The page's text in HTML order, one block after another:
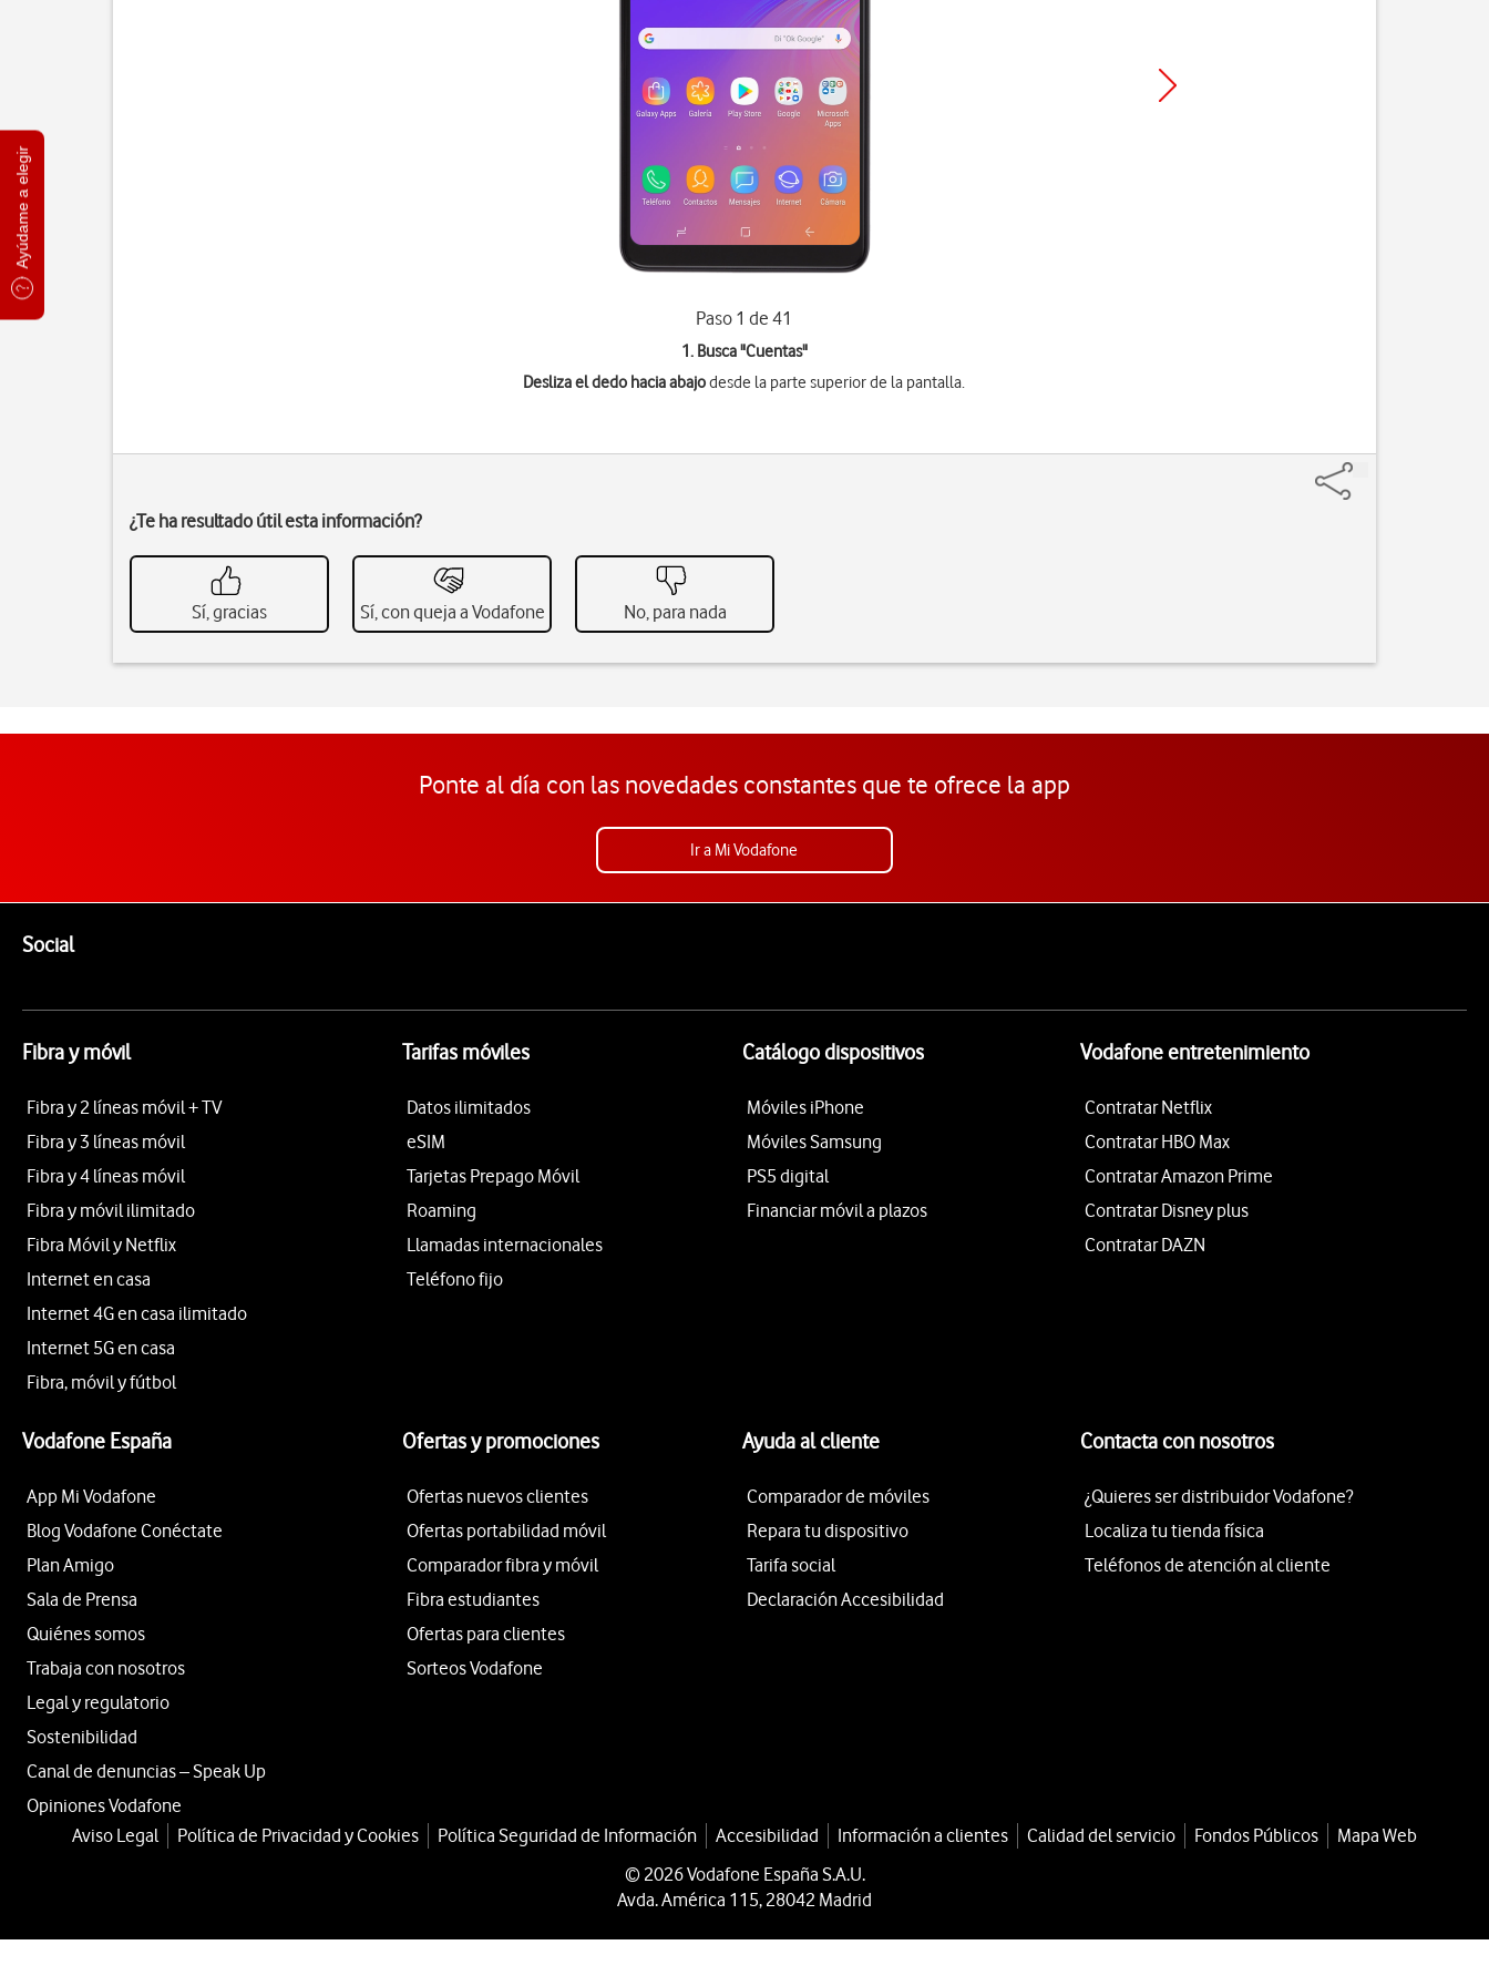
Ayúdame a elegir
Paso 1 de 41
1. Busca "Cuentas"
Desliza el dedo hacia abajodesde la parte superior de la pantalla.
¿Te ha resultado útil esta información?
Sí, gracias Sí, con queja a Vodafone No, para nada
Ponte al día con las novedades constantes que te ofrece la app
Ir a Mi Vodafone
SocialEnlaces a las redes sociales de Vodafone
Fibra y móvil
Fibra y 2 líneas móvil + TV
Fibra y 3 líneas móvil
Fibra y 4 líneas móvil
Fibra y móvil ilimitado
Fibra Móvil y Netflix
Internet en casa
Internet 4G en casa ilimitado
Internet 5G en casa
Fibra, móvil y fútbol
Tarifas móviles
Datos ilimitados
eSIM
Tarjetas Prepago Móvil
Roaming
Llamadas internacionales
Teléfono fijo
Catálogo dispositivos
Móviles iPhone
Móviles Samsung
PS5 digital
Financiar móvil a plazos
Vodafone entretenimiento
Contratar Netflix
Contratar HBO Max
Contratar Amazon Prime
Contratar Disney plus
Contratar DAZN
Vodafone España
App Mi Vodafone
Blog Vodafone Conéctate
Plan Amigo
Sala de Prensa
Quiénes somos
Trabaja con nosotros
Legal y regulatorio
Sostenibilidad
Canal de denuncias – Speak Up
Opiniones Vodafone
Ofertas y promociones
Ofertas nuevos clientes
Ofertas portabilidad móvil
Comparador fibra y móvil
Fibra estudiantes
Ofertas para clientes
Sorteos Vodafone
Ayuda al cliente
Comparador de móviles
Repara tu dispositivo
Tarifa social
Declaración Accesibilidad
Contacta con nosotros
¿Quieres ser distribuidor Vodafone?
Localiza tu tienda física
Teléfonos de atención al cliente
Aviso Legal Política de Privacidad y Cookies Política Seguridad de Información Accesibilidad Información a clientes Calidad del servicio Fondos Públicos
Mapa Web
© 2026 Vodafone España S.A.U.
Avda. América 115, 28042 Madrid